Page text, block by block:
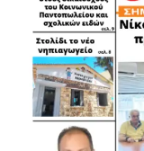
Και πρόσθεσε:
να πούμε ότι όλα